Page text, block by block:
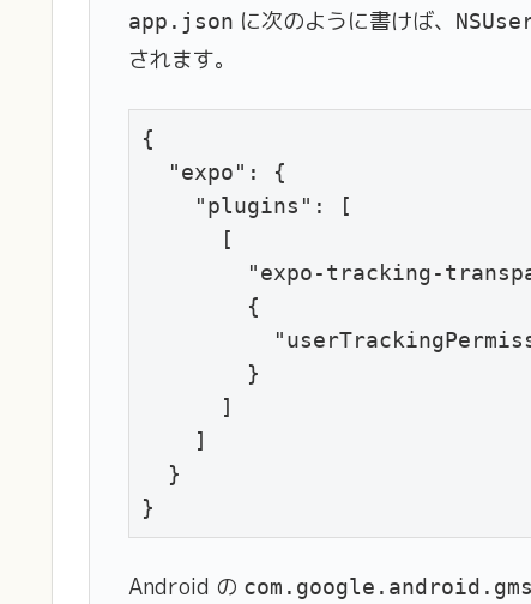
app.json に次のように書けば、
されます。
{
  "expo": {
    "plugins": [
      [
"expo-tracking-
        {
        }
      ]
    ]
  }
}
Android の